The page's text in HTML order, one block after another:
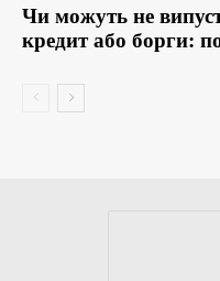
Чи можуть не
кредит або борги: